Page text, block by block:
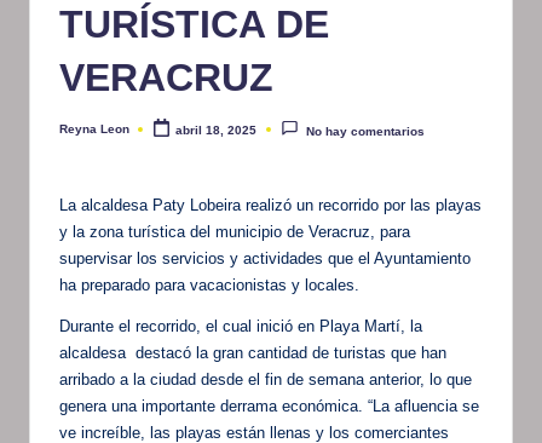
TURÍSTICA DE
VERACRUZ
Publicado
Reyna Leon abril 18, 2025 No hay comentarios
La alcaldesa Paty Lobeira realizó un recorrido por las playas
y la zona turística del municipio de Veracruz, para
supervisar los servicios y actividades que el Ayuntamiento
ha preparado para vacacionistas y locales.
Durante el recorrido, el cual inició en Playa Martí, la
alcaldesa destacó la gran cantidad de turistas que han
arribado a la ciudad desde el fin de semana anterior, lo que
genera una importante derrama económica. “La afluencia se
ve increíble, las playas están llenas y los comerciantes